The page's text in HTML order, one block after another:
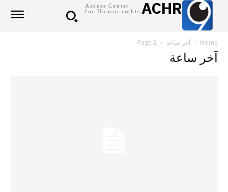
ACHR
Access Center
for Human rights
Home آخر ساعة Page 2
آخر ساعة